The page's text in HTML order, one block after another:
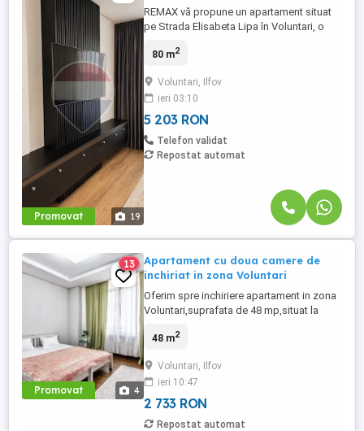
Promovat 19
REMAX vă propune un apartament situat
pe Strada Elisabeta Lipa în Voluntari, o
dispune de 3 camere spațioase, o terasă
relaxare sau petrecerea timpului în aer
liber, precum și un loc de parcare în
subteran inclus. Amenajat ...
80 m2
Voluntari, Ilfov
ieri 03:10
5 203 RON
Telefon validat
Repostat automat
Promovat 4
13
Apartament cu doua camere de
inchiriat in zona Voluntari
Oferim spre inchiriere apartament in zona
Voluntari,suprafata de 48 mp,situat la
simplu si conditii bune pentru locuit.
de mers,iar in apropiere aveti
Penny,Mega,mici cafenele si toate
facilitatile necesare. Spatiul ...
48 m2
Voluntari, Ilfov
ieri 10:47
2 733 RON
Repostat automat